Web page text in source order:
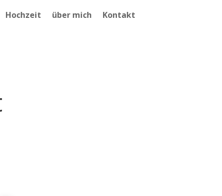
Hochzeit über mich Kontakt